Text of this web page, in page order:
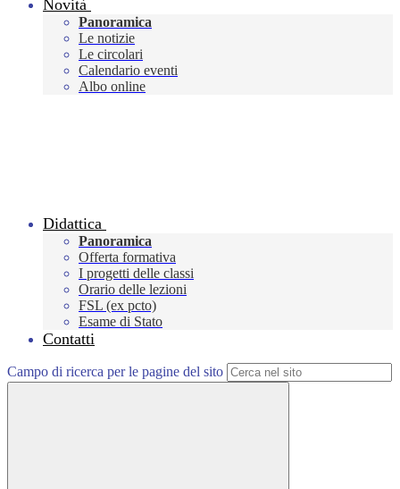
Novità
Panoramica
Le notizie
Le circolari
Calendario eventi
Albo online
Didattica
Panoramica
Offerta formativa
I progetti delle classi
Orario delle lezioni
FSL (ex pcto)
Esame di Stato
Contatti
Campo di ricerca per le pagine del sito